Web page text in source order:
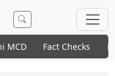
MCD Fact Checks